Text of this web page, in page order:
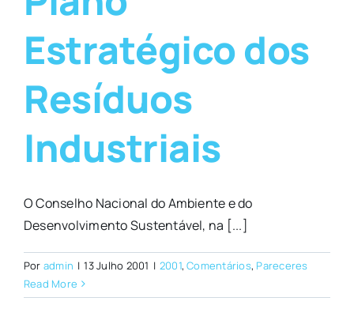
Estratégico dos
Resíduos
Industriais
O Conselho Nacional do Ambiente e do
Desenvolvimento Sustentável, na [...]
Por admin | 13 Julho 2001 | 2001,Comentários, Pareceres
Read More